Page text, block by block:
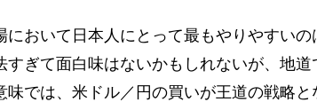
において日本人にとって最もやりやすいの
すぎて面白味はないかもしれないが、地
味では、米ドル／円の買いが王道の戦略と